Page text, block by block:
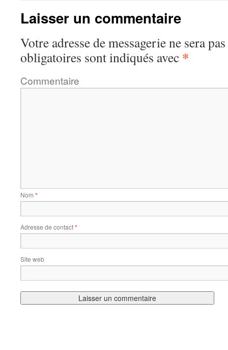
Laisser un commentaire
Votre adresse de messagerie ne sera
obligatoires sont indiqués avec *
Commentaire
Nom *
Adresse de contact*
Site web